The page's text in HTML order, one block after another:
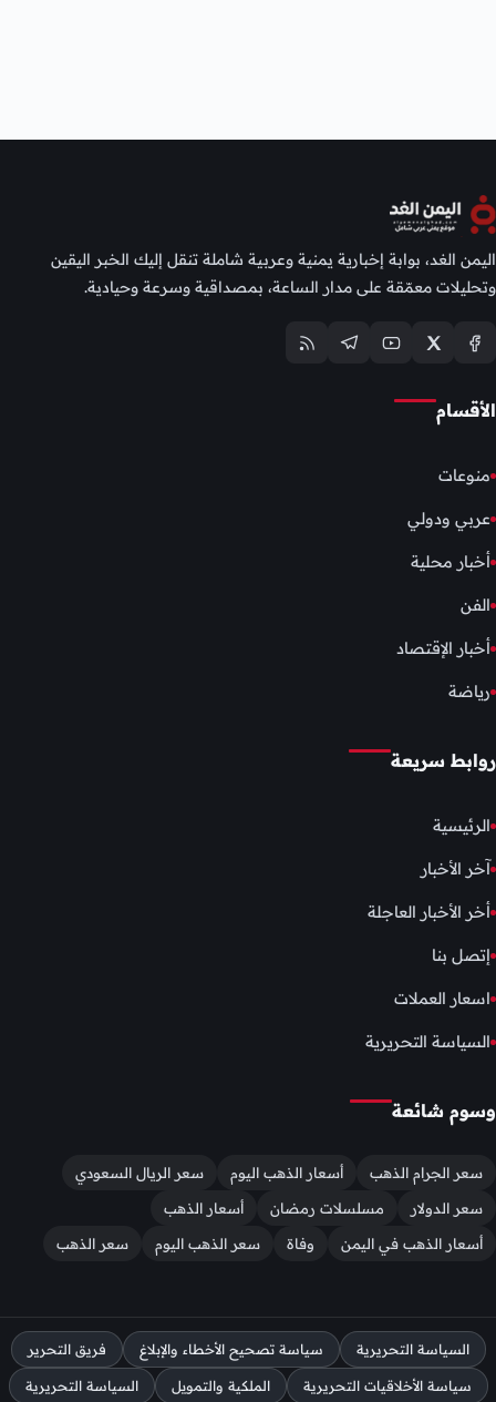
اليمن الغد، بوابة إخبارية يمنية وعربية شاملة تنقل إليك الخبر اليقين
وتحليلات معمّقة على مدار الساعة، بمصداقية وسرعة وحيادية.
الأقسام
منوعات
عربي ودولي
أخبار محلية
الفن
أخبار الإقتصاد
رياضة
روابط سريعة
الرئيسية
آخر الأخبار
أخر الأخبار العاجلة
إتصل بنا
اسعار العملات
السياسة التحريرية
وسوم شائعة
سعر الجرام الذهب أسعار الذهب اليوم
سعر الريال السعودي
سعر الدولار
مسلسلات رمضان
أسعار الذهب
أسعار الذهب في اليمن
وفاة سعر الذهب اليوم سعر الذهب
السياسة التحريرية سياسة تصحيح الأخطاء والإبلاغ فريق التحرير
سياسة الأخلاقيات التحريرية الملكية والتمويل السياسة التحريرية